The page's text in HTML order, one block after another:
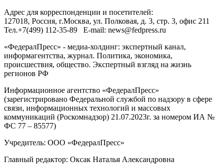
Адрес для корреспонденции и посетителей:
127018, Россия, г.Москва, ул. Полковая, д. 3, стр. 3, офис 211
Тел.+7(499) 112-35-89 E-mail: news@fedpress.ru
«ФедералПресс» - медиа-холдинг: экспертный канал,
информагентства, журнал. Политика, экономика,
происшествия, общество. Экспертный взгляд на жизнь
регионов РФ
Информационное агентство «ФедералПресс»
(зарегистрировано Федеральной службой по надзору в сфере
связи, информационных технологий и массовых
коммуникаций (Роскомнадзор) 21.07.2023г. за номером ИА №
ФС 77 – 85577)
Учредитель: ООО «ФедералПресс»
Главный редактор: Оксак Наталья Александровна